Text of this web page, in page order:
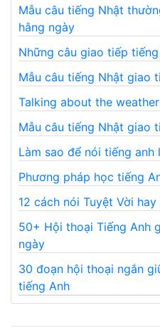
Mẫu câu tiếng Nhật
hằng ngày
Những câu giao tiếp
Mẫu câu tiếng Nhật giao
Talking about the
Mẫu câu tiếng Nhật giao
Làm sao để nói tiếng anh
Phương pháp học tiếng
12 cách nói Tuyệt Vời
50+ Hội thoại Tiếng Anh
ngày
30 đoạn hội thoại ngắn
tiếng Anh